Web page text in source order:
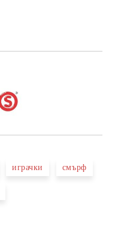
играчки смърф